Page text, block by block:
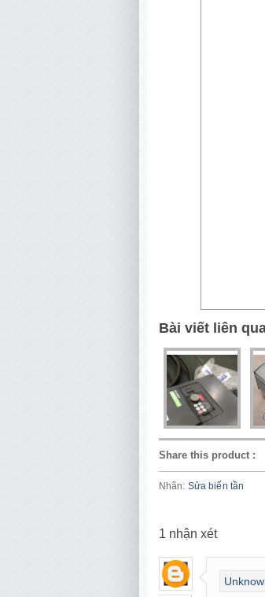
Bài viết liên
Share this product :
Nhãn: Sửa biến tần
1 nhận xét